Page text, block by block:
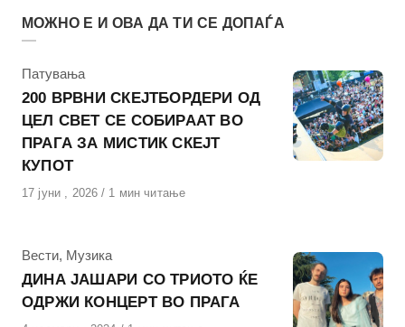
МОЖНО Е И ОВА ДА ТИ СЕ ДОПАЃА
КАтегорија
Патувања
200 ВРВНИ СКЕЈТБОРДЕРИ ОД
ЦЕЛ СВЕТ СЕ СОБИРААТ ВО
ПРАГА ЗА МИСТИК СКЕЈТ
КУПОТ
Објавено
17 јуни , 2026 1 мин читање
КАтегорија
Вести, Музика
ДИНА ЈАШАРИ СО ТРИОТО ЌЕ
ОДРЖИ КОНЦЕРТ ВО ПРАГА